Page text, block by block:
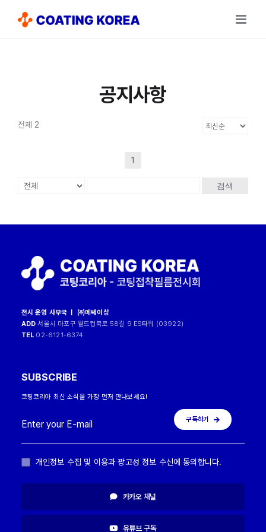
content
공지사항
전체 2
1
검색
전시 운영 사무국 ㅣ ㈜메쎄이상
ADD 서울시 마포구 월드컵북로 58길 9 ES타워 (03922)
TEL 02-6121-6374
SUBSCRIBE
코팅코리아 최신 소식을 가장 먼저 만나보세요!
구독하기
개인정보 수집 및 이용과 광고성 정보 수신에 동의합니다.
카카오 채널
유튜브 구독